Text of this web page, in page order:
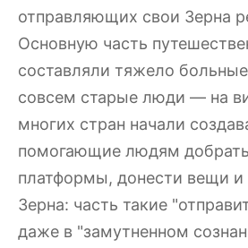
отправляющих свои Зерна
Основную часть
составляли тяжело
совсем старые люди — на
многих стран начали
помогающие людям
платформы, донести вещи и
Зерна: часть такие
даже в "замутненном